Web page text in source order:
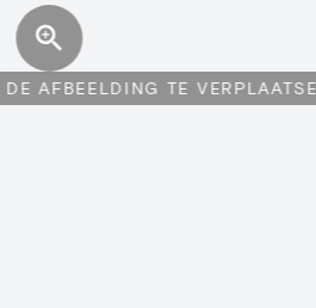
AFBEELDING TE